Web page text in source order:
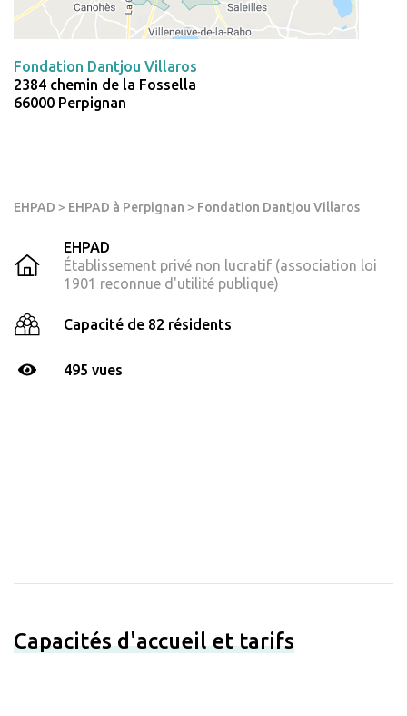
EHPAD > EHPAD à Perpignan > Fondation Dantjou Villaros
EHPAD
Établissement privé non lucratif (association loi
1901 reconnue d'utilité publique)
Capacité de 82 résidents
495 vues
Fondation Dantjou Villaros
2384 chemin de la Fossella
66000 Perpignan
Capacités d'accueil et tarifs